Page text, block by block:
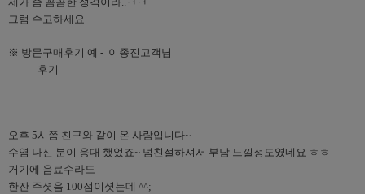
그럼 수고하세요
※ 방문구매후기 예 -  이종진고객님
            후기
오후 5시쯤 친구와 같이 온 사람입니다~
수염 나신 분이 응대 했었죠~ 넘친절하셔서 부담 느낄정도였네요 ㅎㅎ
거기에 음료수라도
한잔 주셧음 100점이셧는데 ^^;